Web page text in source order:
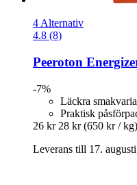
4 Alternativ
4.8 (8)
Peeroton
-7%
Läckra
Praktisk
26 kr 28 kr (650 kr / kg)
Leverans till 17. augusti